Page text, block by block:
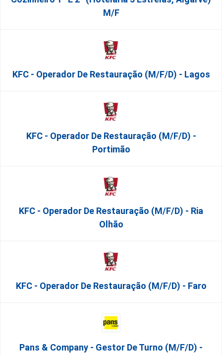
M/f
KFC - Operador De Restauração (m/f/d) - Lagos
KFC - Operador De Restauração (m/f/d) -
Portimão
KFC - Operador De Restauração (m/f/d) - Ria
Olhão
KFC - Operador De Restauração (m/f/d) - Faro
Pans & Company - Gestor De Turno (m/f/d) -